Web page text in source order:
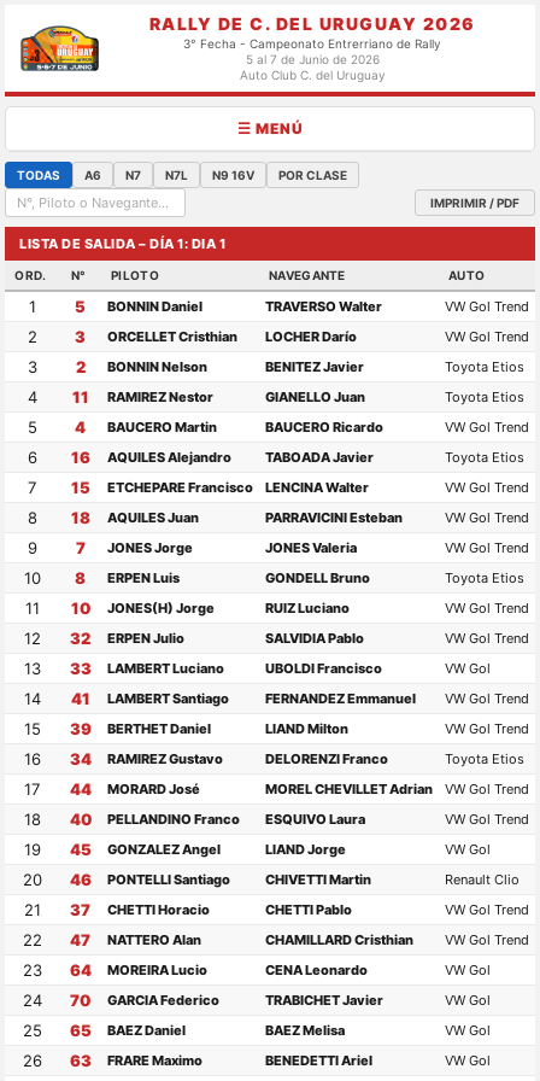
RALLY DE C. DEL URUGUAY 2026
3° Fecha - Campeonato Entrerriano de Rally
5 al 7 de Junio de 2026
Auto Club C. del Uruguay
☰ MENÚ
TODAS A6 N7 N7L N9 16V
POR CLASE
IMPRIMIR / PDF
LISTA DE SALIDA – DÍA 1: DIA 1
ORD. N° PILOTO NAVEGANTE AUTO
1 5 BONNIN Daniel TRAVERSO Walter VW Gol Trend
2 3 ORCELLET Cristhian LOCHER Darío VW Gol Trend
3 2 BONNIN Nelson BENITEZ Javier Toyota Etios
4 11 RAMIREZ Nestor GIANELLO Juan Toyota Etios
5 4 BAUCERO Martin BAUCERO Ricardo VW Gol Trend
6 16 AQUILES Alejandro TABOADA Javier Toyota Etios
7 15 ETCHEPARE Francisco LENCINA Walter VW Gol Trend
8 18 AQUILES Juan PARRAVICINI Esteban VW Gol Trend
9 7 JONES Jorge JONES Valeria VW Gol Trend
10 8 ERPEN Luis GONDELL Bruno Toyota Etios
11 10 JONES(H) Jorge RUIZ Luciano VW Gol Trend
12 32 ERPEN Julio SALVIDIA Pablo VW Gol Trend
13 33 LAMBERT Luciano UBOLDI Francisco VW Gol
14 41 LAMBERT Santiago FERNANDEZ Emmanuel VW Gol Trend
15 39 BERTHET Daniel LIAND Milton VW Gol Trend
16 34 RAMIREZ Gustavo DELORENZI Franco Toyota Etios
17 44 MORARD José MOREL CHEVILLET Adrian VW Gol Trend
18 40 PELLANDINO Franco ESQUIVO Laura VW Gol Trend
19 45 GONZALEZ Angel LIAND Jorge VW Gol
20 46 PONTELLI Santiago CHIVETTI Martin Renault Clio
21 37 CHETTI Horacio CHETTI Pablo VW Gol Trend
22 47 NATTERO Alan CHAMILLARD Cristhian VW Gol Trend
23 64 MOREIRA Lucio CENA Leonardo VW Gol
24 70 GARCIA Federico TRABICHET Javier VW Gol
25 65 BAEZ Daniel BAEZ Melisa VW Gol
26 63 FRARE Maximo BENEDETTI Ariel VW Gol